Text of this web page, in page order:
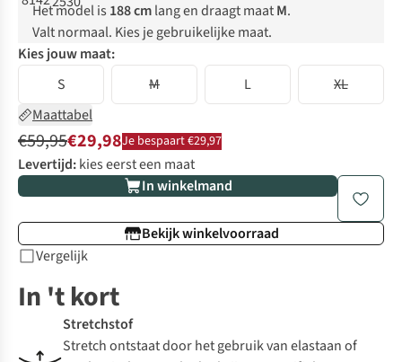
Het model is 188 cmlang en draagt maatM.
Valt normaal. Kies je gebruikelijke maat.
Kies jouw maat:
S
M L
XL
Maattabel
€59,95€29,98Je bespaart €29,97
Levertijd:kies eerst een maat
In winkelmand
Bekijk winkelvoorraad
Vergelijk
In 't kort
Stretchstof
Stretch ontstaat door het gebruik van elastaan of